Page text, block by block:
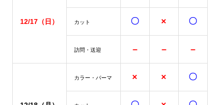
12/17（日） カット 〇 × 〇
訪問・送迎 – – –
カラー・パーマ × × 〇